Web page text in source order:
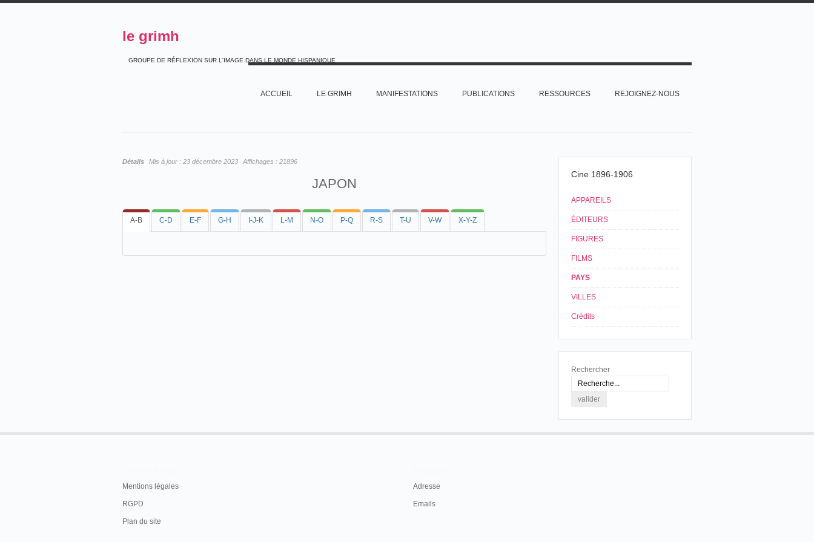
le grimh
GROUPE DE RÉFLEXION SUR L'IMAGE DANS LE MONDE HISPANIQUE
ACCUEIL LE GRIMH MANIFESTATIONS PUBLICATIONS RESSOURCES REJOIGNEZ-NOUS
Détails Mis à jour : 23 décembre 2023 Affichages : 21896
JAPON
A-B C-D E-F G-H I-J-K L-M N-O P-Q R-S T-U V-W X-Y-Z
Cine 1896-1906
APPAREILS
ÉDITEURS
FIGURES
FILMS
PAYS
VILLES
Crédits
Rechercher
Mentions légales
RGPD
Plan du site
Adresse
Emails